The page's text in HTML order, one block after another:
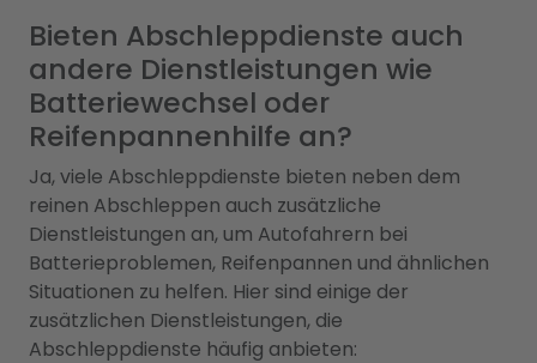
Bieten Abschleppdienste auch
andere Dienstleistungen wie
Batteriewechsel oder
Reifenpannenhilfe an?
Ja, viele Abschleppdienste bieten neben dem
reinen Abschleppen auch zusätzliche
Dienstleistungen an, um Autofahrern bei
Batterieproblemen, Reifenpannen und ähnlichen
Situationen zu helfen. Hier sind einige der
zusätzlichen Dienstleistungen, die
Abschleppdienste häufig anbieten: